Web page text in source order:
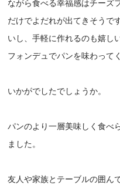
ながら食べる幸福感はチーズ
だけでよだれが出てきそうで
いし、手軽に作れるのも嬉し
フォンデュでパンを味わって
いかがでしたでしょうか。
パンのより一層美味しく食べ
ました。
友人や家族とテーブルの囲ん